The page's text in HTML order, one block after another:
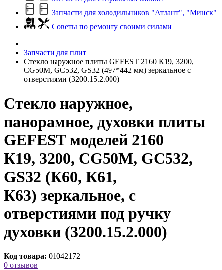
Запчасти для холодильников "Атлант", "Минск"
Советы по ремонту своими силами
Запчасти для плит
Стекло наружное плиты GEFEST 2160 К19, 3200,
CG50M, GC532, GS32 (497*442 мм) зеркальное с
отверстиями (3200.15.2.000)
Стекло наружное,
панорамное, духовки плиты
GEFEST моделей 2160
К19, 3200, CG50M, GC532,
GS32 (К60, К61,
К63) зеркальное, с
отверстиями под ручку
духовки (3200.15.2.000)
Код товара: 01042172
0 отзывов